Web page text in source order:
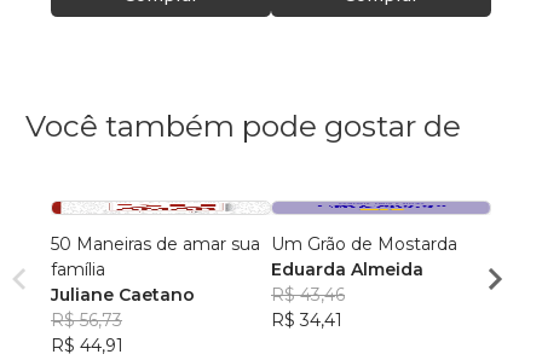
Você também pode gostar de
50 Maneiras de amar sua
família
Juliane Caetano
R$ 56,73
R$ 44,91
Um Grão de Mostarda
Eduarda Almeida
R$ 43,46
R$ 34,41
R$